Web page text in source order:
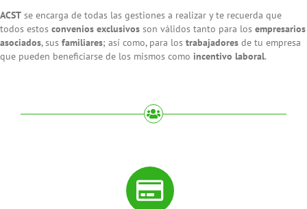
ACST se encarga de todas las gestiones a realizar y te recuerda que
todos estos convenios exclusivos son válidos tanto para los empresarios
asociados, sus familiares; así como, para los trabajadores de tu empresa
que pueden beneficiarse de los mismos como incentivo laboral.